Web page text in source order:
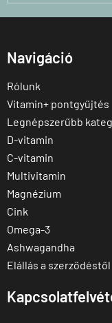
Navigáció
Rólunk
Vitamin+ pontgyűjtés
Legnépszerűbb
D-vitamin
C-vitamin
Multivitamin
Magnézium
Cink
Omega-3
Ashwagandha
Elállás a szerződéstől